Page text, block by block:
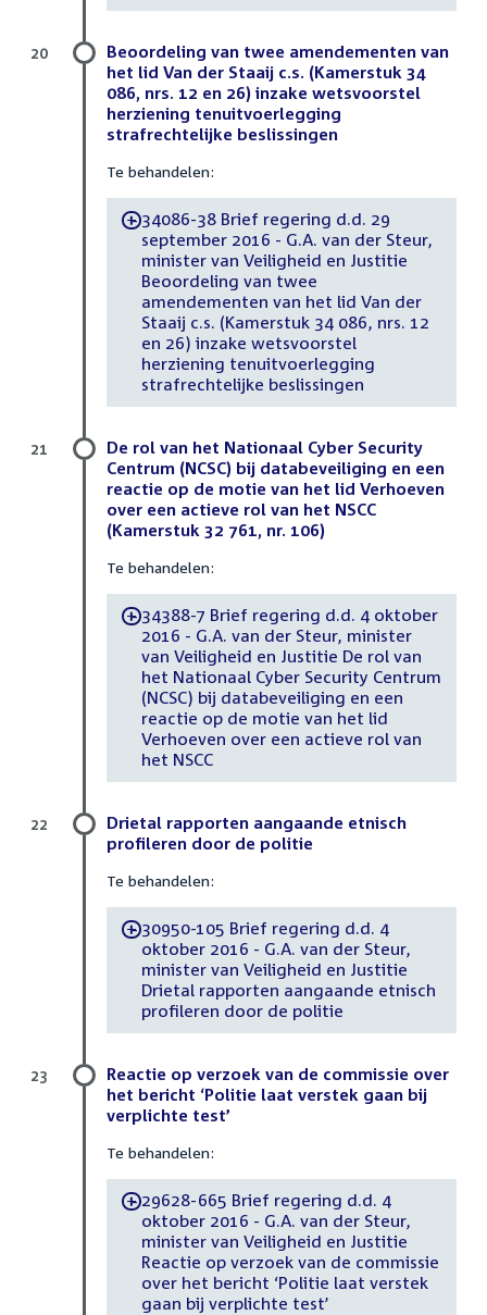
Beoordeling van twee amendementen van
het lid Van der Staaij c.s. (Kamerstuk 34
086, nrs. 12 en 26) inzake wetsvoorstel
herziening tenuitvoerlegging
strafrechtelijke beslissingen
Te behandelen:
-34086-38 Brief regering d.d. 29
september 2016 - G.A. van der Steur,
minister van Veiligheid en Justitie
Beoordeling van twee
amendementen van het lid Van der
Staaij c.s. (Kamerstuk 34 086, nrs. 12
en 26) inzake wetsvoorstel
herziening tenuitvoerlegging
strafrechtelijke beslissingen
20
De rol van het Nationaal Cyber Security
Centrum (NCSC) bij databeveiliging en een
reactie op de motie van het lid Verhoeven
over een actieve rol van het NSCC
(Kamerstuk 32 761, nr. 106)
Te behandelen:
-34388-7 Brief regering d.d. 4 oktober
2016 - G.A. van der Steur, minister
van Veiligheid en Justitie De rol van
het Nationaal Cyber Security Centrum
(NCSC) bij databeveiliging en een
reactie op de motie van het lid
Verhoeven over een actieve rol van
het NSCC
21
Drietal rapporten aangaande etnisch
profileren door de politie
Te behandelen:
-30950-105 Brief regering d.d. 4
oktober 2016 - G.A. van der Steur,
minister van Veiligheid en Justitie
Drietal rapporten aangaande etnisch
profileren door de politie
22
Reactie op verzoek van de commissie over
het bericht ‘Politie laat verstek gaan bij
verplichte test’
Te behandelen:
-29628-665 Brief regering d.d. 4
oktober 2016 - G.A. van der Steur,
minister van Veiligheid en Justitie
Reactie op verzoek van de commissie
over het bericht ‘Politie laat verstek
gaan bij verplichte test’
23